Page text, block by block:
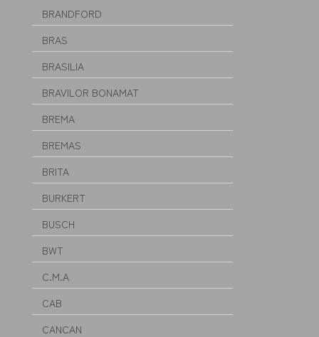
BRANDFORD
BRAS
BRASILIA
BRAVILOR BONAMAT
BREMA
BREMAS
BRITA
BURKERT
BUSCH
BWT
C.M.A
CAB
CANCAN